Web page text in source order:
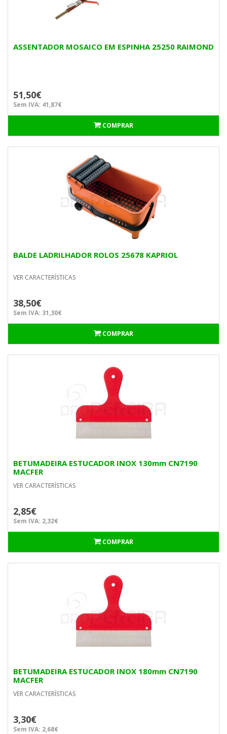
ASSENTADOR MOSAICO EM ESPINHA 25250 RAIMOND
51,50€
Sem IVA: 41,87€
COMPRAR
BALDE LADRILHADOR ROLOS 25678 KAPRIOL
VER CARACTERÍSTICAS
38,50€
Sem IVA: 31,30€
COMPRAR
BETUMADEIRA ESTUCADOR INOX 130mm CN7190
MACFER
VER CARACTERÍSTICAS
2,85€
Sem IVA: 2,32€
COMPRAR
BETUMADEIRA ESTUCADOR INOX 180mm CN7190
MACFER
VER CARACTERÍSTICAS
3,30€
Sem IVA: 2,68€